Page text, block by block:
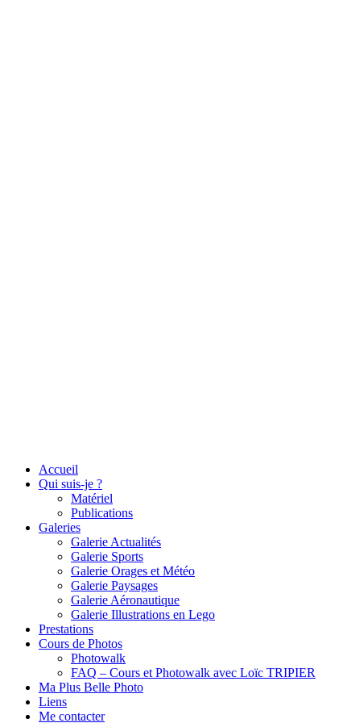
Accueil
Qui suis-je ?
Matériel
Publications
Galeries
Galerie Actualités
Galerie Sports
Galerie Orages et Météo
Galerie Paysages
Galerie Aéronautique
Galerie Illustrations en Lego
Prestations
Cours de Photos
Photowalk
FAQ – Cours et Photowalk avec Loïc TRIPIER
Ma Plus Belle Photo
Liens
Me contacter